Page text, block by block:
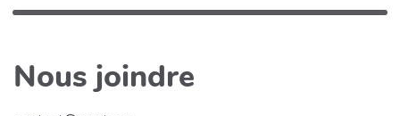
Nous joindre